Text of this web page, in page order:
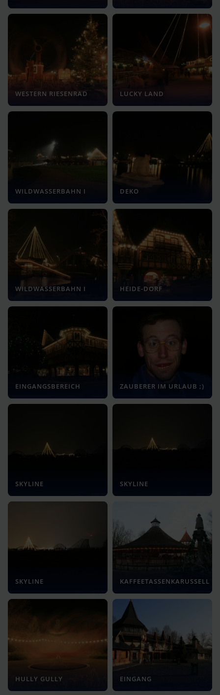
WESTERN RIESENRAD LUCKY LAND
WILDWASSERBAHN I DEKO
WILDWASSERBAHN I HEIDE-DORF
EINGANGSBEREICH ZAUBERER IM URLAUB ;)
SKYLINE SKYLINE
SKYLINE KAFFEETASSENKARUSSELL
HULLY GULLY EINGANG